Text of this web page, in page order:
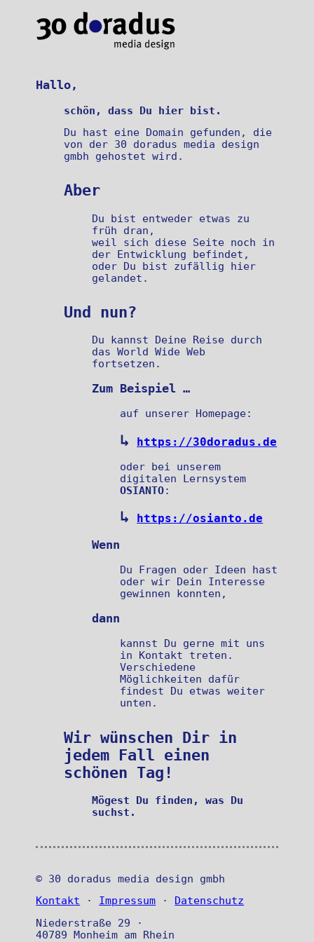
Hallo,
schön, dass Du hier bist.
Du hast eine Domain gefunden, die
von der 30 doradus media design
gmbh gehostet wird.
Aber
Du bist entweder etwas zu
früh dran,
weil sich diese Seite noch in
der Entwicklung befindet,
oder Du bist zufällig hier
gelandet.
Und nun?
Du kannst Deine Reise durch
das World Wide Web
fortsetzen.
Zum Beispiel …
auf unserer Homepage:
↳ https://30doradus.de
oder bei unserem
digitalen Lernsystem
OSIANTO:
↳ https://osianto.de
Wenn
Du Fragen oder Ideen hast
oder wir Dein Interesse
gewinnen konnten,
dann
kannst Du gerne mit uns
in Kontakt treten.
Verschiedene
Möglichkeiten dafür
findest Du etwas weiter
unten.
Wir wünschen Dir in
jedem Fall einen
schönen Tag!
Mögest Du finden, was Du
suchst.
© 30 doradus media design gmbh
Kontakt · Impressum · Datenschutz
Niederstraße 29 ·
40789 Monheim am Rhein